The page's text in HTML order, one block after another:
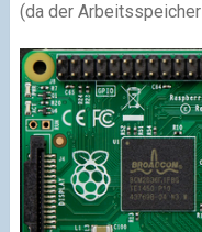
(da der